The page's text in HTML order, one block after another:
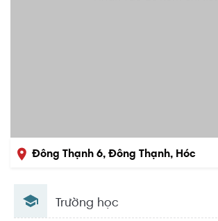
Đông Thạnh 6, Đông Thạnh, Hóc
Trường học